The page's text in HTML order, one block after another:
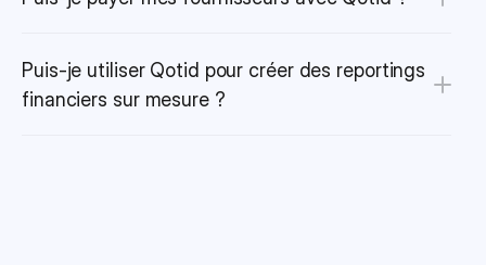
Puis-je utiliser Qotid pour créer des reportings
financiers sur mesure ?